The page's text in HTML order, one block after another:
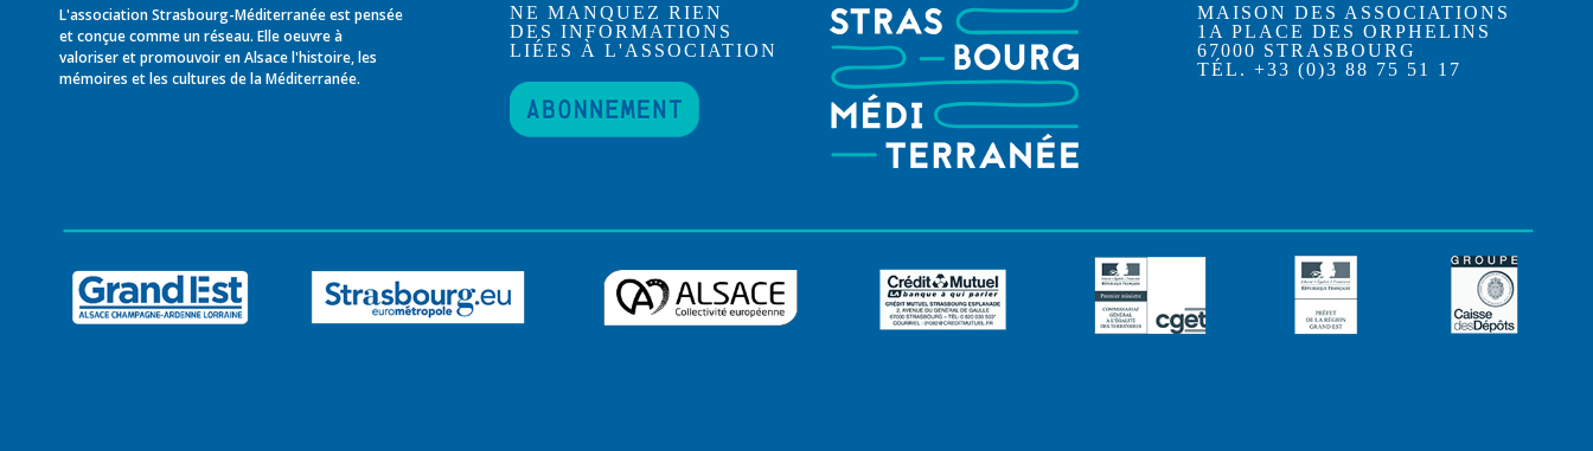
L'association Strasbourg-Méditerranée est pensée
et conçue comme un réseau. Elle oeuvre à
valoriser et promouvoir en Alsace l'histoire, les
mémoires et les cultures de la Méditerranée.
NE MANQUEZ RIEN
DES INFORMATIONS
LIÉES À L'ASSOCIATION
MAISON DES ASSOCIATIONS
1A PLACE DES ORPHELINS
67000 STRASBOURG
TÉL. +33 (0)3 88 75 51 17